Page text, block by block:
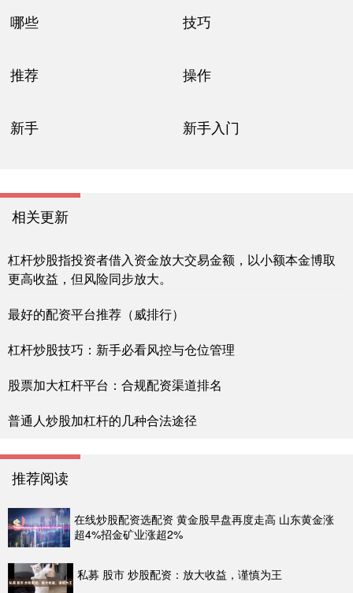
哪些 技巧
推荐 操作
新手 新手入门
相关更新
杠杆炒股指投资者借入资金放大交易金额，以小额本金博取
更高收益，但风险同步放大。
最好的配资平台推荐（威排行）
杠杆炒股技巧：新手必看风控与仓位管理
股票加大杠杆平台：合规配资渠道排名
普通人炒股加杠杆的几种合法途径
推荐阅读
在线炒股配资选配资 黄金股早盘再度走高 山东黄金涨
超4%招金矿业涨超2%
私募 股市 炒股配资：放大收益，谨慎为王